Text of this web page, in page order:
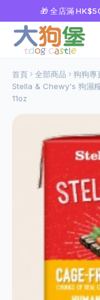
🎁 全店滿
首頁 全部商品
狗狗專
Stella & Chewy's 狗濕
11oz